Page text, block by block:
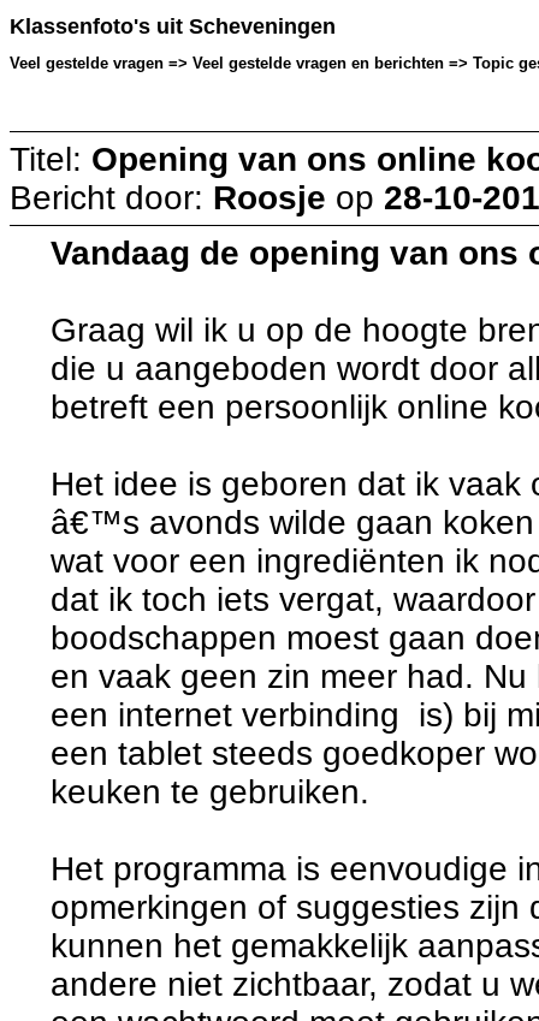
Klassenfoto's uit Scheveningen
Veel gestelde vragen => Veel gestelde vragen en berichten => Topic
Titel: Opening van ons online
Bericht door: Roosje op 28-10-
Vandaag de opening van ons
Graag wil ik u op de hoogte
die u aangeboden wordt door
betreft een persoonlijk online
Het idee is geboren dat ik vaak
â€™s avonds wilde gaan
wat voor een ingrediënten ik
dat ik toch iets vergat,
boodschappen moest gaan
en vaak geen zin meer had.
een internet verbinding is) bij
een tablet steeds goedkoper
keuken te gebruiken.
Het programma is eenvoudige
opmerkingen of suggesties zijn
kunnen het gemakkelijk
andere niet zichtbaar, zodat u